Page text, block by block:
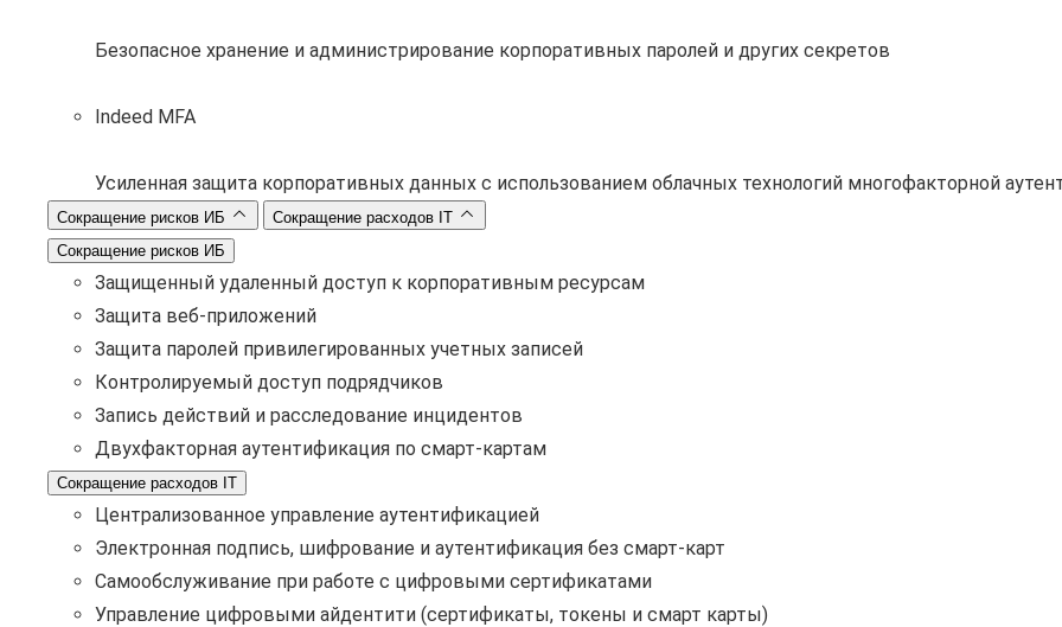
Безопасное хранение и администрирование корпоративных паролей и других секретов
Indeed MFA
Усиленная защита корпоративных данных с использованием облачных технологий многофакторной
Сокращение рисков ИБ
Сокращение расходов IT
Сокращение рисков ИБ
Защищенный удаленный доступ к корпоративным ресурсам
Защита веб-приложений
Защита паролей привилегированных учетных записей
Контролируемый доступ подрядчиков
Запись действий и расследование инцидентов
Двухфакторная аутентификация по смарт-картам
Сокращение расходов IT
Централизованное управление аутентификацией
Электронная подпись, шифрование и аутентификация без смарт-карт
Самообслуживание при работе с цифровыми сертификатами
Управление цифровыми айдентити (сертификаты, токены и смарт карты)